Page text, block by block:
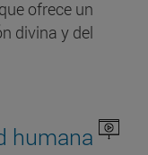
ofrece un
divina y del
humana